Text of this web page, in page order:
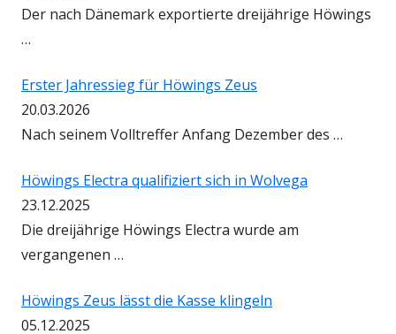
Der nach Dänemark exportierte dreijährige Höwings
…
Erster Jahressieg für Höwings Zeus
20.03.2026
Nach seinem Volltreffer Anfang Dezember des …
Höwings Electra qualifiziert sich in Wolvega
23.12.2025
Die dreijährige Höwings Electra wurde am
vergangenen …
Höwings Zeus lässt die Kasse klingeln
05.12.2025